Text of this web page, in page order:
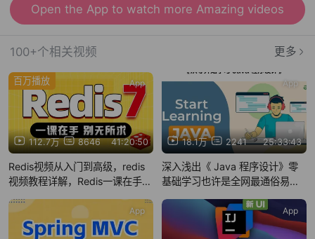
Open the App to watch more Amazing videos
100+个相关视频 更多
112.7万 8646 41:20:50
百万播放 App
Redis视频从入门到高级，redis
视频教程详解，Redis一课在手，
18.1万 2241 25:33:43
App
深入浅出《 Java 程序设计》零
基础学习也许是全网最通俗易懂
App App